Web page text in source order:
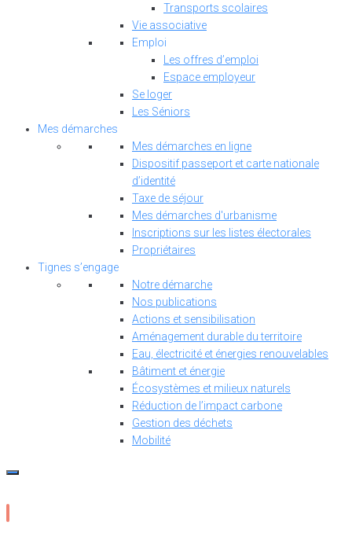
Transports scolaires
Vie associative
Emploi
Les offres d’emploi
Espace employeur
Se loger
Les Séniors
Mes démarches
Mes démarches en ligne
Dispositif passeport et carte nationale
d’identité
Taxe de séjour
Mes démarches d'urbanisme
Inscriptions sur les listes électorales
Propriétaires
Tignes s’engage
Notre démarche
Nos publications
Actions et sensibilisation
Aménagement durable du territoire
Eau, électricité et énergies renouvelables
Bâtiment et énergie
Écosystèmes et milieux naturels
Réduction de l’impact carbone
Gestion des déchets
Mobilité